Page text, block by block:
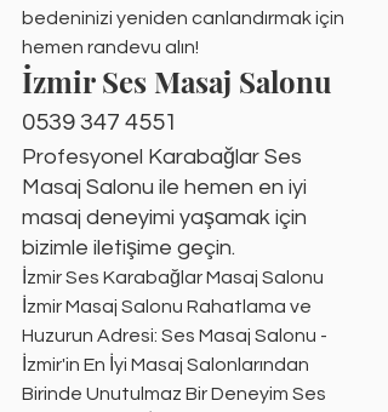
bedeninizi yeniden canlandırmak için
hemen randevu alın!
İzmir Ses Masaj Salonu
0539 347 4551
Profesyonel Karabağlar Ses
Masaj Salonu ile hemen en iyi
masaj deneyimi yaşamak için
bizimle iletişime geçin.
İzmir Ses Karabağlar Masaj Salonu
İzmir Masaj Salonu Rahatlama ve
Huzurun Adresi: Ses Masaj Salonu -
İzmir'in En İyi Masaj Salonlarından
Birinde Unutulmaz Bir Deneyim Ses